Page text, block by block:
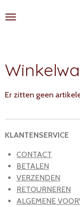
direct
Er zitten geen
KLANTENSERVICE
CONTACT
BETALEN
VERZENDEN
RETOURNEREN
ALGEMENE